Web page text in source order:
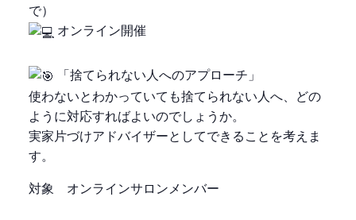
で）
オンライン開催
「捨てられない人へのアプローチ」
使わないとわかっていても捨てられない人へ、どの
ように対応すればよいのでしょうか。
実家片づけアドバイザーとしてできることを考えま
す。
対象 オンラインサロンメンバー